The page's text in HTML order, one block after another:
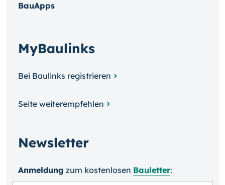
BauApps
MyBaulinks
Bei Baulinks registrieren
Seite weiterempfehlen
Newsletter
Anmeldung zum kosten­losen Bauletter: